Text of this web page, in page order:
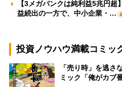
【3メガバンクは純利益5兆円
益続出の一方で、中小企業・…
投資ノウハウ満載コミッ
「売り時」を逃
ミック「俺がカブ